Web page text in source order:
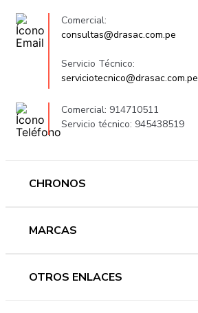
Comercial:
consultas@drasac.com.pe
Servicio Técnico:
serviciotecnico@drasac.com.pe
Comercial: 914710511
Servicio técnico: 945438519
CHRONOS
Hombre
Ofertas
MARCAS
Versace
OTROS ENLACES